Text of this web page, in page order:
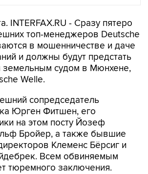
INTERFAX.RU - Сразу пятеро
топ-менеджеров Deutsche
в мошенничестве и даче
и должны будут предстать
судом в Мюнхене,
Welle.
сопредседатель
Юрген Фитшен, его
на этом посту Йозеф
Бройер, а также бывшие
Клеменс Бёрсиг и
Всем обвиняемым
тюремного заключения.